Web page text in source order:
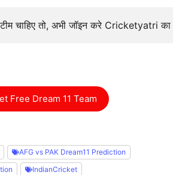
चाहिए तो, अभी जॉइन करे Cricketyatri
Free Dream 11 Team
AFG vs PAK Dream11 Prediction
IndianCricket